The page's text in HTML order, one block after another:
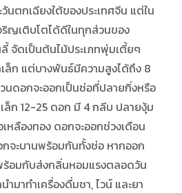
นตกเฉียงใต้ของประเทศจีน แต่ใน
ญเติบโตได้ดีในทุกส่วนของ
จัดเป็นต้นไม้ประเภทพุ่มเตี้ยๆ
ล็ก แต่บางพันธ์มีความสูงได้ถึง 8
นดอกจะออกเป็นช่อที่ปลายกิ่งหรือ
ล็ก 12-25 ดอก มี 4 กลีบ ปลายงุ้ม
หลืองทอง ดอกจะออกช่วงเดือน
จะบานพร้อมกันทั้งช่อ หากออก
ร้อมกับส่งกลิ่นหอมแรงตลอดวัน
มาทำเครื่องดื่มชา, ไวน์ และยา